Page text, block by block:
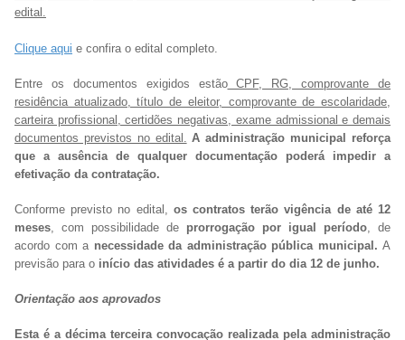
edital.
Clique aqui e confira o edital completo.
Entre os documentos exigidos estãoCPF, RG, comprovante de
residência atualizado, título de eleitor, comprovante de escolaridade,
carteira profissional, certidões negativas, exame admissional e demais
documentos previstos no edital.
A administração municipal reforça
que a ausência de qualquer documentação poderá impedir a
efetivação da contratação.
Conforme previsto no edital, os contratos terão vigência de até 12
meses , com possibilidade de prorrogação por igual período , de
acordo com a necessidade da administração pública municipal. A
previsão para o início das atividades é a partir do dia 12 de junho.
Orientação aos aprovados
Esta é a décima terceira convocação realizada pela administração